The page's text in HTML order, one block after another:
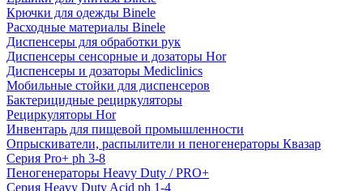
Крючки для одежды Binele
Расходные материалы Binele
Диспенсеры для обработки рук
Диспенсеры сенсорные и дозаторы Hor
Диспенсеры и дозаторы Mediclinics
Мобильные стойки для диспенсеров
Бактерицидные рециркуляторы
Рециркуляторы Hor
Инвентарь для пищевой промышленности
Опрыскиватели, распылители и пеногенераторы Квазар
Серия Pro+ ph 3-8
Пеногенераторы Heavy Duty / PRO+
Серия Heavy Duty Acid ph 1-4